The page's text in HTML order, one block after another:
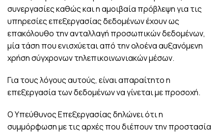
συνεργασίες καθώς και η αμοιβαία πρόβλεψη για τις
υπηρεσίες επεξεργασίας δεδομένων έχουν ως
επακόλουθο την ανταλλαγή προσωπικών δεδομένων,
μία τάση που ενισχύεται από την ολοένα αυξανόμενη
χρήση σύγχρονων τηλεπικοινωνιακών μέσων.
Για τους λόγους αυτούς, είναι απαραίτητο η
επεξεργασία των δεδομένων να γίνεται με προσοχή.
Ο Υπεύθυνος Επεξεργασίας δηλώνει ότι η
συμμόρφωση με τις αρχές που διέπουν την προστασία